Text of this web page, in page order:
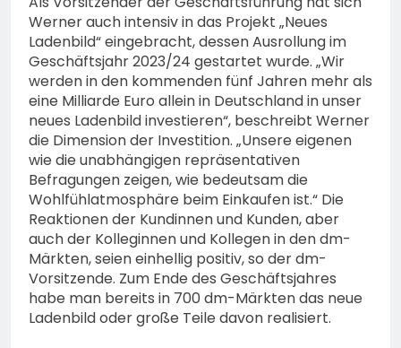
Werner auch intensiv in das Projekt „Neues
Ladenbild“ eingebracht, dessen Ausrollung im
Geschäftsjahr 2023/24 gestartet wurde. „Wir
werden in den kommenden fünf Jahren mehr als
eine Milliarde Euro allein in Deutschland in unser
neues Ladenbild investieren“, beschreibt Werner
die Dimension der Investition. „Unsere eigenen
wie die unabhängigen repräsentativen
Befragungen zeigen, wie bedeutsam die
Wohlfühlatmosphäre beim Einkaufen ist.“ Die
Reaktionen der Kundinnen und Kunden, aber
auch der Kolleginnen und Kollegen in den dm-
Märkten, seien einhellig positiv, so der dm-
Vorsitzende. Zum Ende des Geschäftsjahres
habe man bereits in 700 dm-Märkten das neue
Ladenbild oder große Teile davon realisiert.